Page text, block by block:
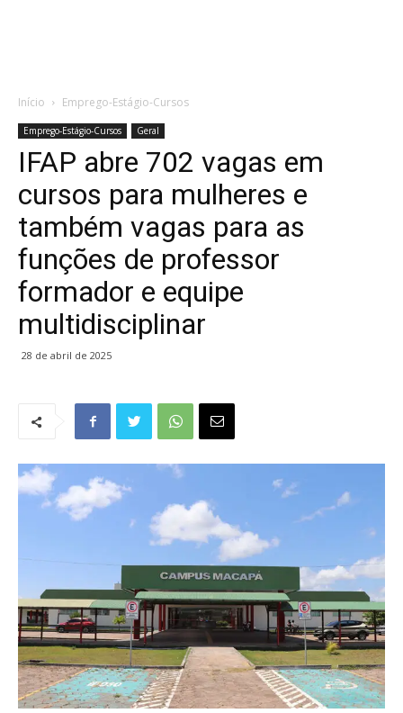
Início Emprego-Estágio-Cursos
Emprego-Estágio-Cursos Geral
IFAP abre 702 vagas em
cursos para mulheres e
também vagas para as
funções de professor
formador e equipe
multidisciplinar
28 de abril de 2025